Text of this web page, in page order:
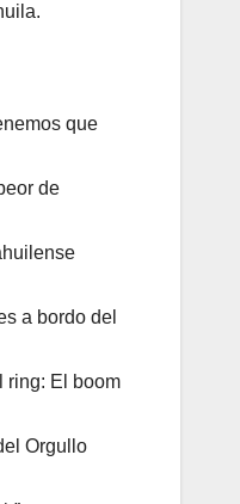
que
de
a bordo del
ring: El boom
Orgullo